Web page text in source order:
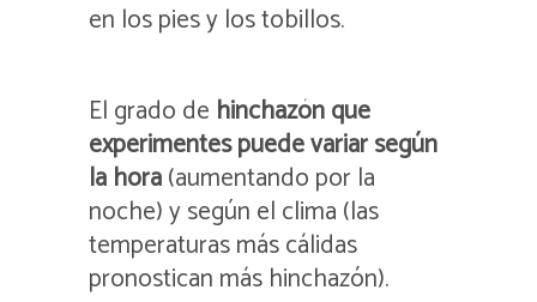
en los pies y los tobillos.
El grado de hinchazón que
experimentes puede variar según
la hora(aumentando por la
noche) y según el clima (las
temperaturas más cálidas
pronostican más hinchazón).